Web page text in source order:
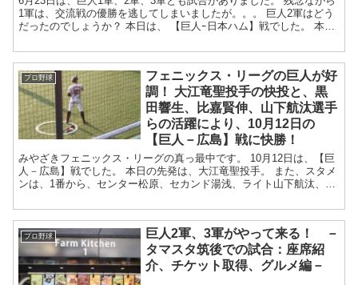
1軍は、交流戦の優勝を逃してしまいましたが。。。 巨人2軍はどう
だったのでしょうか？ 本日は、 【巨人ｰ日本ハム】戦でした。 本日
プロ野球
フェニックス・リーグの巨人が好
調！ 大江竜聖投手の快投と、黒
田響生、比嘉賢伸、山下航汰選手
らの活躍により、10月12日の
【巨人－広島】戦に快勝！
みやざきフェニックス・リーグの真っ最中です。 10月12日は、【巨
人－広島】戦でした。 本日の先発は、大江竜聖投手。 また、スタメ
ンは、1番から、センター松原、セカンド湯浅、ライト山下航汰、キ
プロ野球
巨人2軍、3軍がやって来る！ －
タマスタ筑後での試合：座席紹
介、チケット取得、グルメ編－